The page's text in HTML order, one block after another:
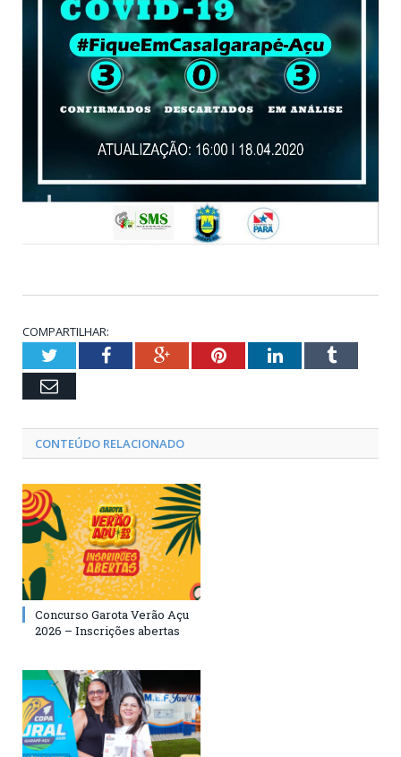
COMPARTILHAR:
TwitterFacebookGoogle+PinterestLinkedInTumblr
Email
CONTEÚDO RELACIONADO
Concurso Garota Verão Açu
2026 – Inscrições abertas